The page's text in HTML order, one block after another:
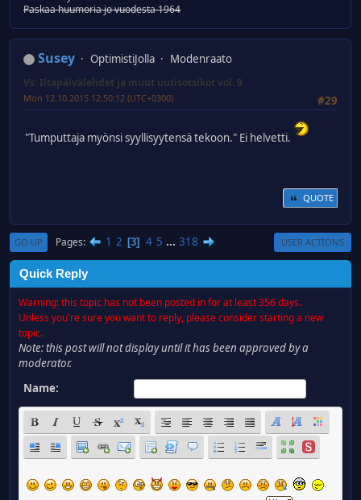
Paskaa huumoria jo vuodesta 1964
Susey OptimistiJolla Modenraato
Vs: Iltapäivälehdet ja muut uutisotsikot vol. 9
#29
Mon 12.10.2015 12:50:12 (UTC+0300)
"Tumputtaja myönsi syyllisyytensä tekoon." Ei helvetti.
QUOTE
GO UP Pages 1 2 3 4 5 ... 318 USER ACTIONS
Quick Reply
Warning: this topic has not been posted in for at least 356 days.
Unless you're sure you want to reply, please consider starting a new
topic.
Note: this post will not display until it has been approved by a
moderator.
Name: